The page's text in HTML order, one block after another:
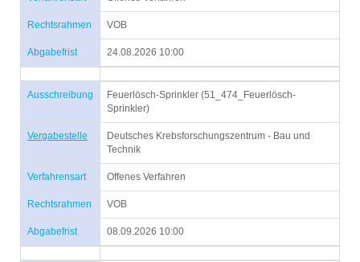
Rechtsrahmen VOB
Abgabefrist 24.08.2026 10:00
Ausschreibung
Feuerlösch-Sprinkler (51_474_Feuerlösch-
Sprinkler)
Vergabestelle
Deutsches Krebsforschungszentrum - Bau und
Technik
Verfahrensart Offenes Verfahren
Rechtsrahmen VOB
Abgabefrist 08.09.2026 10:00